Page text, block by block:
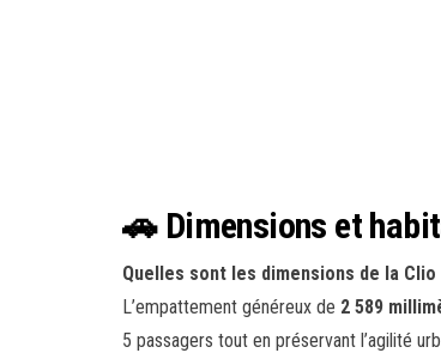
🚗 Dimensions et
Quelles sont les dimensions de la Clio
L’empattement généreux de 2 589
5 passagers tout en préservant l’agilité